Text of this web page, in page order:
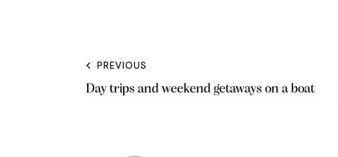
PREVIOUS
Day trips and weekend getaways on a boat